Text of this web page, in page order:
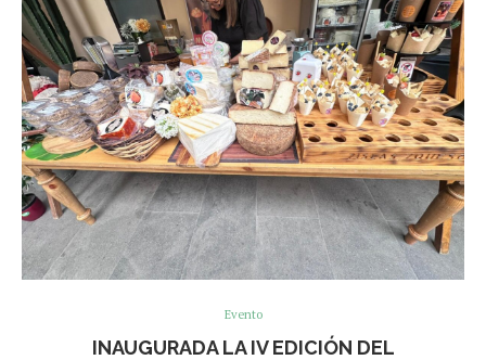
Evento
INAUGURADA LA IV EDICIÓN DEL